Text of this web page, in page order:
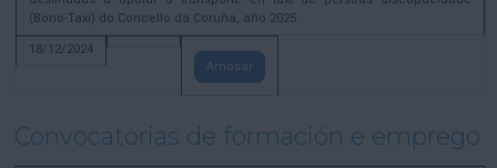
(Bono-Taxi) do Concello da Coruña, año 2025
18/12/2024
Amosar
Convocatorias de formación e emprego